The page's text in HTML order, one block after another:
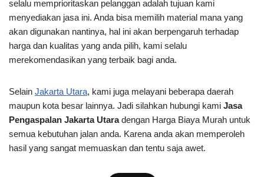
selalu memprioritaskan pelanggan adalah tujuan kami
menyediakan jasa ini. Anda bisa memilih material mana yang
akan digunakan nantinya, hal ini akan berpengaruh terhadap
harga dan kualitas yang anda pilih, kami selalu
merekomendasikan yang terbaik bagi anda.
Selain Jakarta Utara, kami juga melayani beberapa daerah
maupun kota besar lainnya. Jadi silahkan hubungi kami Jasa
Pengaspalan Jakarta Utaradengan Harga Biaya Murah untuk
semua kebutuhan jalan anda. Karena anda akan memperoleh
hasil yang sangat memuaskan dan tentu saja awet.